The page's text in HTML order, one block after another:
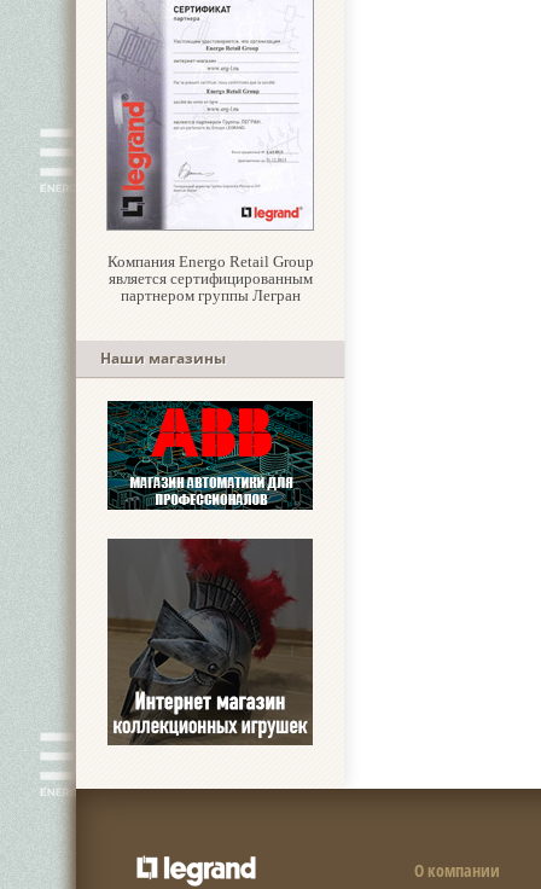
Компания Energo Retail Group
является сертифицированным
партнером группы Легран
Наши магазины
О компании